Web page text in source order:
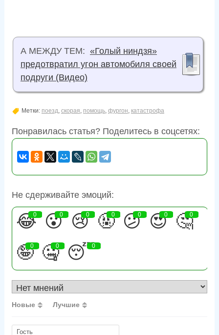
А МЕЖДУ ТЕМ: «Голый ниндзя»
предотвратил угон автомобиля своей
подруги (Видео)
Метки: поезд скорая помощь, фургон катастрофа
Понравилась статья? Поделитесь в соцсетях:
Не сдерживайте эмоций:
😂
0 😮
0 😢
0 🤬
0 😕
0 😍
0 🤔
0
🤪
0 🤐
0 😴
0
Новые Лучшие